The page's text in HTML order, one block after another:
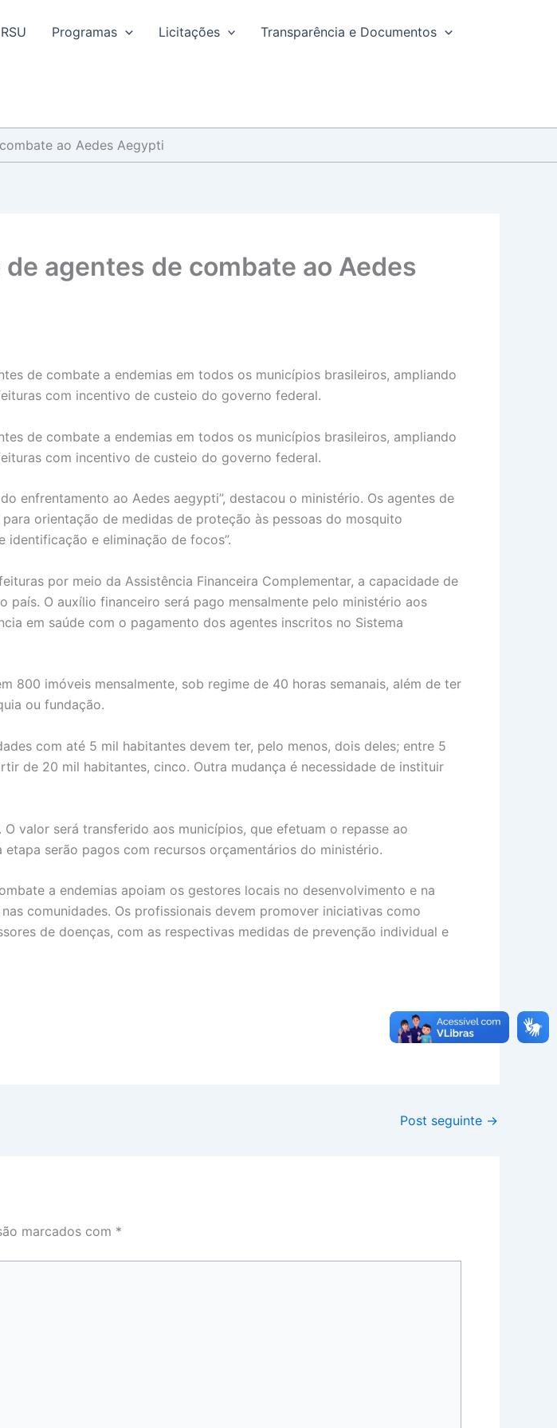
Programas Licitações Transparência e Documentos
ao Aedes Aegypti
agentes de combate ao Aedes
de combate a endemias em todos os municípios brasileiros, ampliando
com incentivo de custeio do governo federal.
de combate a endemias em todos os municípios brasileiros, ampliando
com incentivo de custeio do governo federal.
enfrentamento ao Aedes aegypti”, destacou o ministério. Os agentes de
orientação de medidas de proteção às pessoas do mosquito
identificação e eliminação de focos”.
por meio da Assistência Financeira Complementar, a capacidade de
O auxílio financeiro será pago mensalmente pelo ministério aos
em saúde com o pagamento dos agentes inscritos no Sistema
800 imóveis mensalmente, sob regime de 40 horas semanais, além de ter
ou fundação.
com até 5 mil habitantes devem ter, pelo menos, dois deles; entre 5
de 20 mil habitantes, cinco. Outra mudança é necessidade de instituir
valor será transferido aos municípios, que efetuam o repasse ao
serão pagos com recursos orçamentários do ministério.
a endemias apoiam os gestores locais no desenvolvimento e na
comunidades. Os profissionais devem promover iniciativas como
de doenças, com as respectivas medidas de prevenção individual e
Post seguinte →
marcados com *